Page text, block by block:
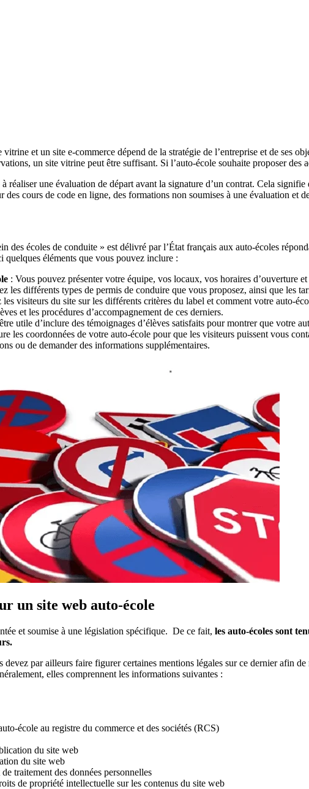
et un site e-commerce dépend de la stratégie de l’entreprise et de ses
un site vitrine peut être suffisant. Si l’auto-école souhaite proposer des
réaliser une évaluation de départ avant la signature d’un contrat. Cela
des cours de code en ligne, des formations non soumises à une évaluation et
des écoles de conduite » est délivré par l’État français aux auto-écoles
éléments que vous pouvez inclure :
: Vous pouvez présenter votre équipe, vos locaux, vos horaires d’ouverture
les différents types de permis de conduire que vous proposez, ainsi que les
les visiteurs du site sur les différents critères du label et comment votre auto-
et les procédures d’accompagnement de ces derniers.
utile d’inclure des témoignages d’élèves satisfaits pour montrer que votre
les coordonnées de votre auto-école pour que les visiteurs puissent vous
ou de demander des informations supplémentaires.
un site web auto-école
et soumise à une législation spécifique. De ce fait, les auto-écoles sont
par ailleurs faire figurer certaines mentions légales sur ce dernier afin
elles comprennent les informations suivantes :
école au registre du commerce et des sociétés (RCS)
du site web
du site web
traitement des données personnelles
de propriété intellectuelle sur les contenus du site web